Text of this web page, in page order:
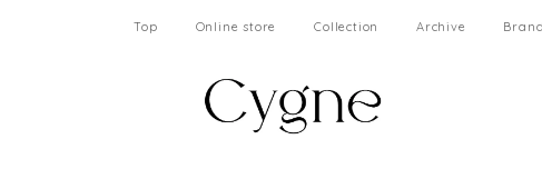
Top Online store Collection Archive